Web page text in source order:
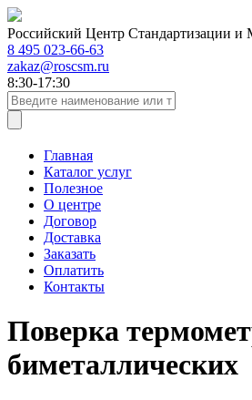
Российский Центр Стандартизации и
8 495 023-66-63
zakaz@roscsm.ru
8:30-17:30
Главная
Каталог услуг
Полезное
О центре
Договор
Доставка
Заказать
Оплатить
Контакты
Поверка
биметаллических